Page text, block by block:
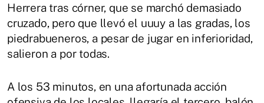
Herrera tras córner, que se marchó demasiado
cruzado, pero que llevó el uuuy a las gradas, los
piedrabueneros, a pesar de jugar en inferioridad,
salieron a por todas.
A los 53 minutos, en una afortunada acción